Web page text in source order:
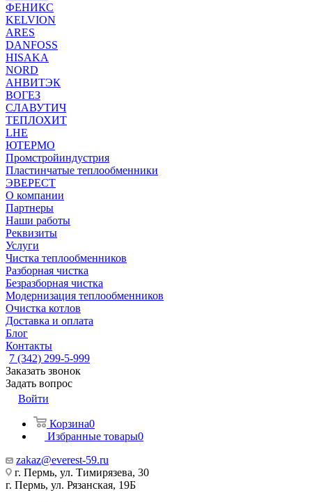
ФЕНИКС
KELVION
ARES
DANFOSS
HISAKA
NORD
АНВИТЭК
ВОГЕЗ
СЛАВУТИЧ
ТЕПЛОХИТ
LHE
ЮТЕРМО
Промстройиндустрия
Пластинчатые теплообменники
ЭВЕРЕСТ
О компании
Партнеры
Наши работы
Реквизиты
Услуги
Чистка теплообменников
Разборная чистка
Безразборная чистка
Модернизация теплообменников
Очистка котлов
Доставка и оплата
Блог
Контакты
7 (342) 299-5-999
Заказать звонок
Задать вопрос
Войти
Корзина0
Избранные товары0
zakaz@everest-59.ru
г. Пермь, ул. Тимирязева, 30
г. Пермь, ул. Рязанская, 19Б